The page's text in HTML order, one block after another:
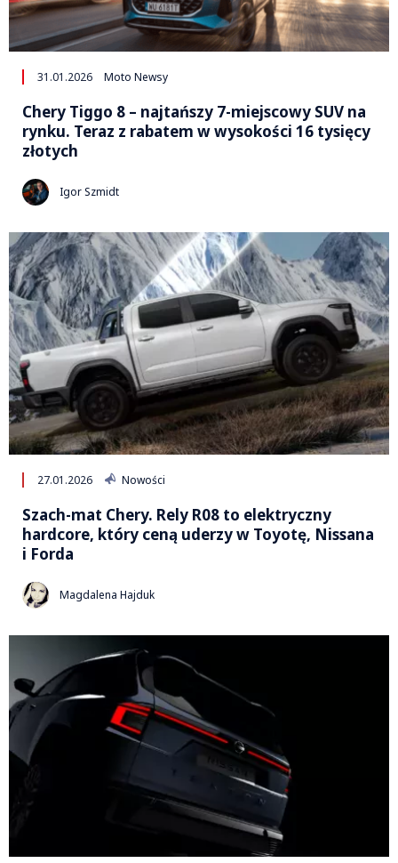
31.01.2026 Moto Newsy
Chery Tiggo 8 – najtańszy 7-miejscowy SUV na
rynku. Teraz z rabatem w wysokości 16 tysięcy
złotych
Igor Szmidt
27.01.2026 Nowości
Szach-mat Chery. Rely R08 to elektryczny
hardcore, który ceną uderzy w Toyotę, Nissana
i Forda
Magdalena Hajduk